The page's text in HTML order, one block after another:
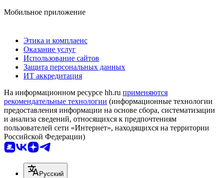
Мобильное приложение
Этика и комплаенс
Оказание услуг
Использование сайтов
Защита персональных данных
ИТ аккредитация
На информационном ресурсе hh.ru применяются
рекомендательные технологии (информационные технологии
предоставления информации на основе сбора, систематизации
и анализа сведений, относящихся к предпочтениям
пользователей сети «Интернет», находящихся на территории
Российской Федерации)
Русский